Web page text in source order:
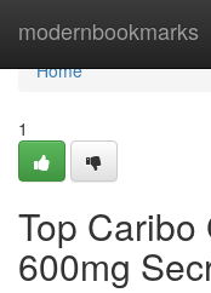
modernbookmarks
Home
Home
1
Top Caribo
600mg